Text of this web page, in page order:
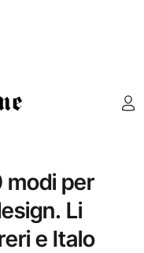
modi per
Li
e Italo